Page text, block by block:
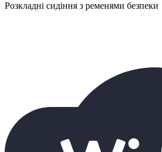
Розкладні сидіння з ременями безпеки